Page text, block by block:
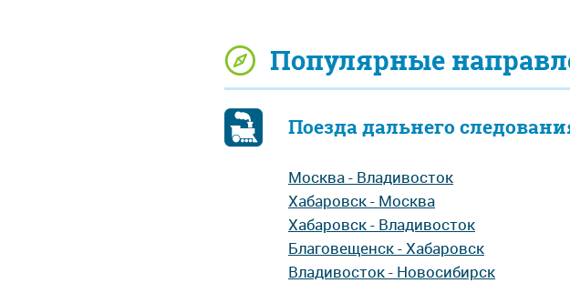
Популярные
Поезда дальнего
Москва - Владивосток
Хабаровск - Москва
Хабаровск - Владивосток
Благовещенск - Хабаровск
Владивосток - Новосибирск